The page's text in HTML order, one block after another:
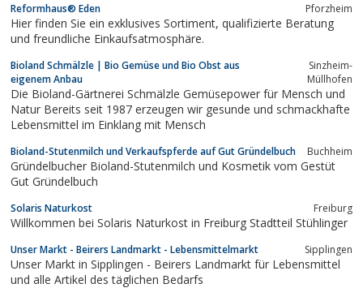
Reformhaus® Eden Pforzheim
Hier finden Sie ein exklusives Sortiment, qualifizierte Beratung
und freundliche Einkaufsatmosphäre.
Bioland Schmälzle | Bio Gemüse und Bio Obst aus
eigenem Anbau
Sinzheim-
Müllhofen
Die Bioland-Gärtnerei Schmälzle Gemüsepower für Mensch und
Natur Bereits seit 1987 erzeugen wir gesunde und schmackhafte
Lebensmittel im Einklang mit Mensch
Bioland-Stutenmilch und Verkaufspferde auf Gut Gründelbuch Buchheim
Gründelbucher Bioland-Stutenmilch und Kosmetik vom Gestüt
Gut Gründelbuch
Solaris Naturkost Freiburg
Willkommen bei Solaris Naturkost in Freiburg Stadtteil Stühlinger
Unser Markt - Beirers Landmarkt - Lebensmittelmarkt Sipplingen
Unser Markt in Sipplingen - Beirers Landmarkt für Lebensmittel
und alle Artikel des täglichen Bedarfs